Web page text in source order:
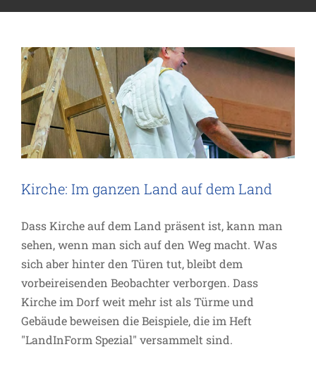
Kirche: Im ganzen Land auf dem Land
Dass Kirche auf dem Land präsent ist, kann man
sehen, wenn man sich auf den Weg macht. Was
sich aber hinter den Türen tut, bleibt dem
vorbeireisenden Beobachter verborgen. Dass
Kirche im Dorf weit mehr ist als Türme und
Gebäude beweisen die Beispiele, die im Heft
"LandInForm Spezial" versammelt sind.